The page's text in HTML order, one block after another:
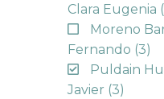
Clara Eugenia
Moreno
Fernando (3)
Puldain
Javier (3)